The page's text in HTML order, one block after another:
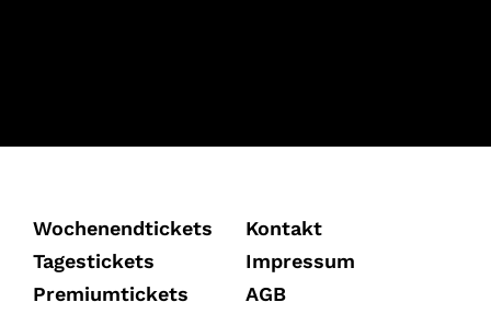
Wochenendtickets
Tagestickets
Premiumtickets
Kontakt
Impressum
AGB